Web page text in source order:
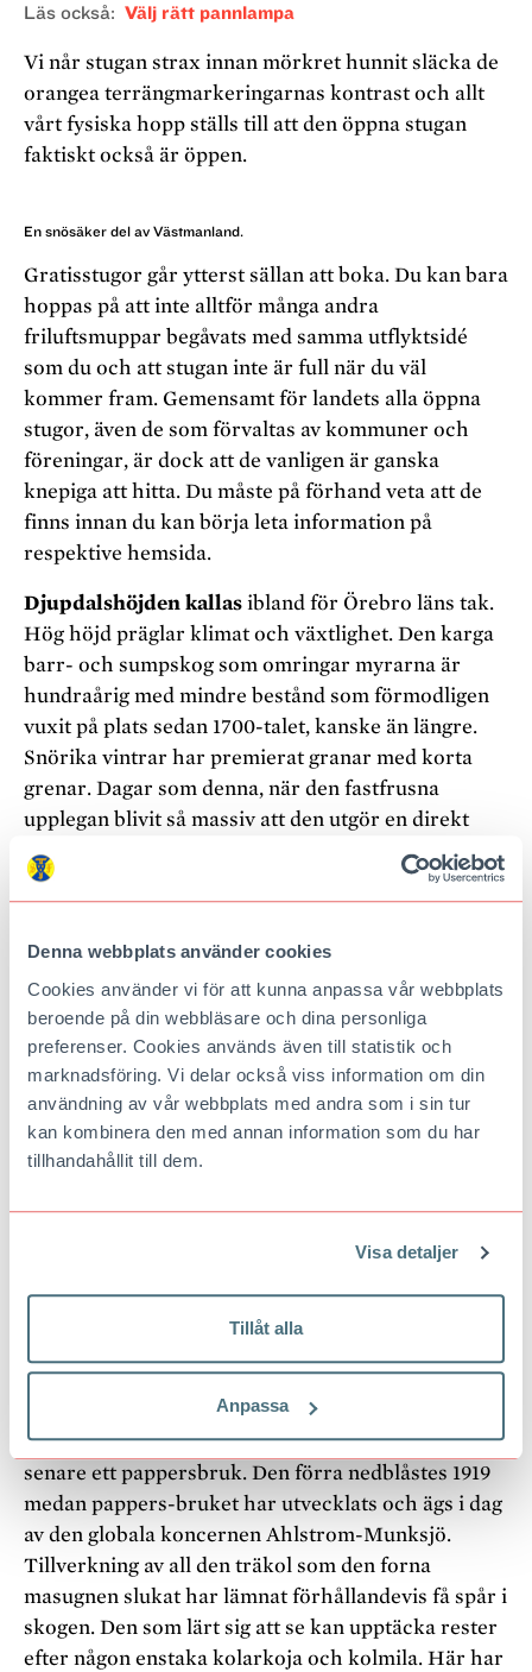
Denna webbplats använder cookies
Cookies använder vi för att kunna anpassa vår webbplats
beroende på din webbläsare och dina personliga
preferenser. Cookies används även till statistik och
marknadsföring. Vi delar också viss information om din
användning av vår webbplats med andra som i sin tur
kan kombinera den med annan information som du har
tillhandahållit till dem.
Visa detaljer
Tillåt alla
Anpassa
Läs också Välj rätt pannlampa
Vi når stugan strax innan mörkret hunnit släcka de
orangea terrängmarkeringarnas kontrast och allt
vårt fysiska hopp ställs till att den öppna stugan
faktiskt också är öppen.
En snösäker del av Västmanland.
Gratisstugor går ytterst sällan att boka. Du kan bara
hoppas på att inte alltför många andra
friluftsmuppar begåvats med samma utflyktsidé
som du och att stugan inte är full när du väl
kommer fram. Gemensamt för landets alla öppna
stugor, även de som förvaltas av kommuner och
föreningar, är dock att de vanligen är ganska
knepiga att hitta. Du måste på förhand veta att de
finns innan du kan börja leta information på
respektive hemsida.
Djupdalshöjden kallas ibland för Örebro läns tak.
Hög höjd präglar klimat och växtlighet. Den karga
barr- och sumpskog som omringar myrarna är
hundraårig med mindre bestånd som förmodligen
vuxit på plats sedan 1700-talet, kanske än längre.
Snörika vintrar har premierat granar med korta
grenar. Dagar som denna, när den fastfrusna
upplegan blivit så massiv att den utgör en direkt
fara för oss skidåkare
var gång vinden skakar loss
ett sjok, har fällt avgörandet.
Djupdalshöjden är en av länets högsta punkter och nästan all skog är
Naturreservatet besitter en otvetydig
vildmarkskaraktär och sägs härbärgera mycket
vilt, men Hans är tveksam. Den erfarne jägaren ser
inte ett enda spår av djur överstigande harens
storlek och menar att terrängen är alltför karg för
mat för köttätare. Större djur som eventuellt vill
Någon äkta urskog återfinns givetvis inte
långt innan skogsindustrin började konkurrera om
råvaran. Hyttan i närbelägna Ställdalen anlades
under 1700-talets sista år och drygt hundra år
senare ett pappersbruk. Den förra nedblåstes 1919
medan pappers-bruket har utvecklats och ägs i dag
av den globala koncernen Ahlstrom-Munksjö.
Tillverkning av all den träkol som den forna
masugnen slukat har lämnat förhållandevis få spår i
skogen. Den som lärt sig att se kan upptäcka rester
efter någon enstaka kolarkoja och kolmila. Här har